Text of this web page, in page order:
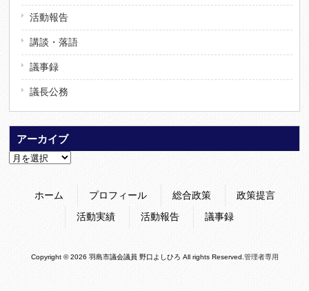
活動報告
講談・落語
議事録
議長公務
アーカイブ
ア
ホーム プロフィール 総合政策
政策提言
活動実績
活動報告 議事録
Copyright © 2026 羽島市議会議員 野口よしひろ All rights Reserved. 管理者専用